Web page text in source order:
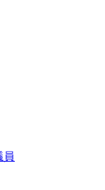
員